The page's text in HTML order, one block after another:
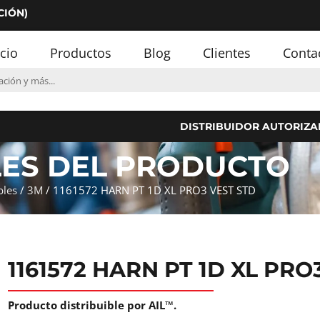
Productos Blog Clientes
DISTRIBUIDOR
DEL PRODUCTO
/ 3M / 1161572 HARN PT 1D XL PRO3 VEST STD
1161572 HARN PT 1D XL
Producto distribuible por AIL™.